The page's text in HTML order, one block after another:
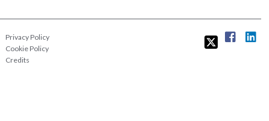
Privacy Policy
Cookie Policy
Credits